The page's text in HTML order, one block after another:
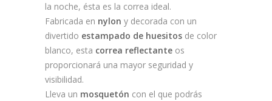
la noche, ésta es la correa ideal.
Fabricada en nylon y decorada con un
divertido estampado de huesitos de color
blanco, esta correa reflectante os
proporcionará una mayor seguridad y
visibilidad.
Lleva un mosquetón con el que podrás